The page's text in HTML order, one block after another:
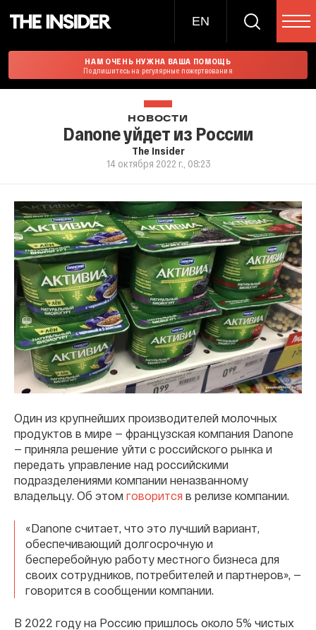
EN
НАМ ОЧЕНЬ НУЖНА ВАША ПОМОЩЬ
Подпишитесь на регулярные пожертвования
НОВОСТИ
Danone уйдет из России
The Insider
14 октября 2022 г., 08:23
Один из крупнейших производителей молочных
продуктов в мире — французская компания Danone
— приняла решение уйти с российского рынка и
передать управление над российскими
подразделениями компании неназванному
владельцу. Об этом говорится в релизе компании.
«Danone считает, что это лучший вариант,
обеспечивающий долгосрочную и
бесперебойную работу местного бизнеса для
своих сотрудников, потребителей и партнеров», —
говорится в сообщении компании.
В 2022 году на Россию пришлось около 5% чистых